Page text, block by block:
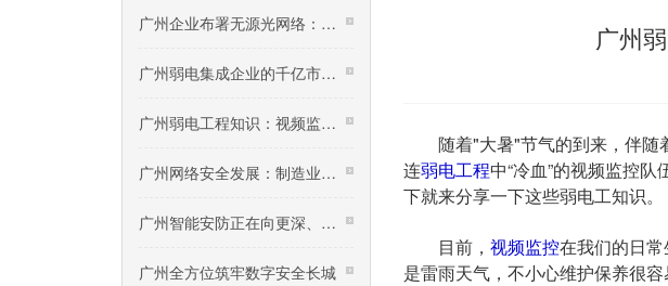
广州
随着"大暑"节气的到来 ，伴
连弱电工程中“冷血”的视频监控
下就来分享一下这些弱电工知识。
目前， 视频监控在我们的日
是雷雨天气，不小心维护保养很
广州企业布署无源光网络：五年投资回报率达192%
广州弱电集成企业的千亿市场：核酸采样机器人
广州弱电工程知识：视频监控在高温下要怎么保养？
广州网络安全发展：制造业网络安全价值增加迅速
广州智能安防正在向更深、更广领域迈进
广州全方位筑牢数字安全长城